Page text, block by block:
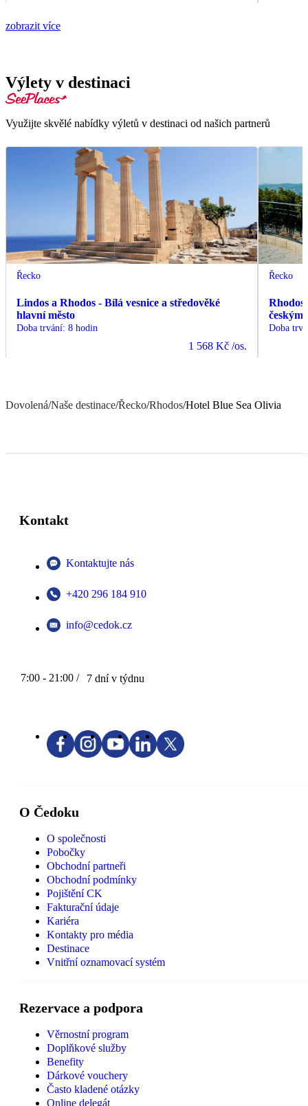
zobrazit více
Výlety v destinaci
Využijte skvělé nabídky výletů v destinaci od našich partnerů
Řecko
Lindos a Rhodos - Bílá vesnice a středověké
hlavní město
Doba trvání: 8 hodin
1 568 Kč /os.
Řecko
Rhodos
českým
Doba
Dovolená/Naše destinace/Řecko/Rhodos/Hotel Blue Sea Olivia
Kontakt
Kontaktujte nás
+420 296 184 910
info@cedok.cz
7:00 - 21:00 / 7 dní v týdnu
O Čedoku
O společnosti
Pobočky
Obchodní partneři
Obchodní podmínky
Pojištění CK
Fakturační údaje
Kariéra
Kontakty pro média
Destinace
Vnitřní oznamovací systém
Rezervace a podpora
Věrnostní program
Doplňkové služby
Benefity
Dárkové vouchery
Často kladené otázky
Online delegát